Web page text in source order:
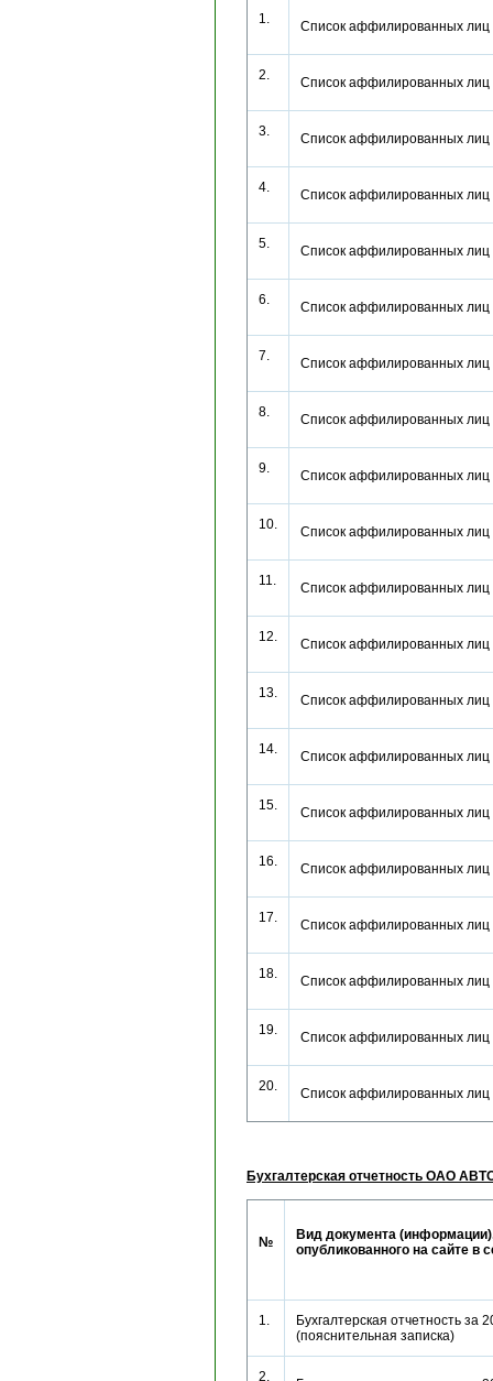
1. Список аффилированных
2. Список аффилированных
3. Список аффилированных
4. Список аффилированных
5. Список аффилированных
6. Список аффилированных
7. Список аффилированных
8. Список аффилированных
9. Список аффилированных
10. Список аффилированных
11. Список аффилированных
12. Список аффилированных
13. Список аффилированных
14. Список аффилированных
15. Список аффилированных
16. Список аффилированных
17. Список аффилированных
18. Список аффилированных
19. Список аффилированных
20. Список аффилированных
Бухгалтерская отчетность ОАО
№
Вид документа
опубликованного на сайте в
1.
Бухгалтерская отчетность за
(пояснительная записка)
2.